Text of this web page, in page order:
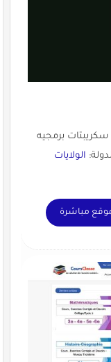
برمجيه
الولايات
مباشرة